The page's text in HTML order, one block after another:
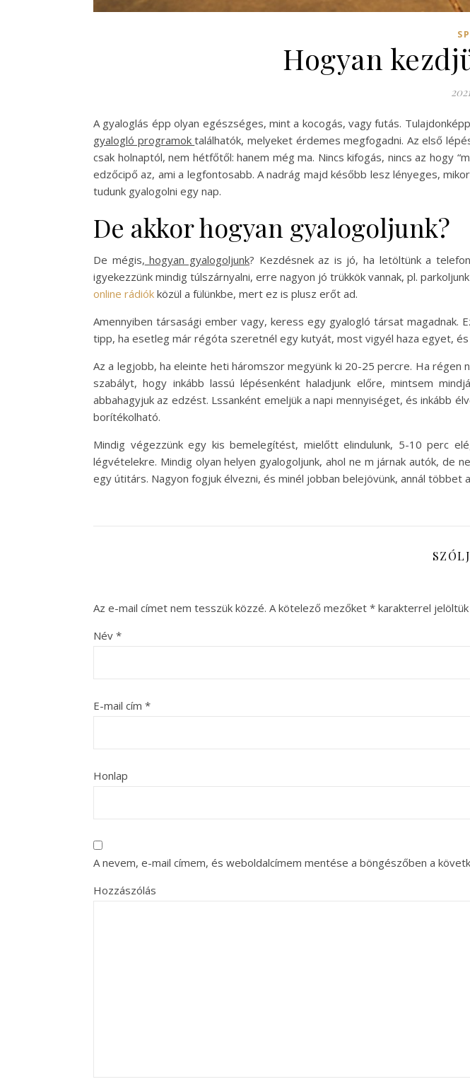
Hogyan
A gyaloglás épp olyan egészséges, mint a kocogás, vagy futás.
gyalogló programoktalálhatók, melyeket érdemes megfogadni. Az első
csak holnaptól, nem hétfőtől: hanem még ma. Nincs kifogás, nincs az hogy
edzőcipő az, ami a legfontosabb. A nadrág majd később lesz lényeges,
tudunk gyalogolni egy nap.
De akkor hogyan gyalogoljunk?
De mégis, hogyan gyalogoljunk? Kezdésnek az is jó, ha letöltünk a
igyekezzünk mindig túlszárnyalni, erre nagyon jó trükkök vannak, pl.
online rádiók közül a fülünkbe, mert ez is plusz erőt ad.
Amennyiben társasági ember vagy, keress egy gyalogló társat magadnak.
tipp, ha esetleg már régóta szeretnél egy kutyát, most vigyél haza egyet,
Az a legjobb, ha eleinte heti háromszor megyünk ki 20-25 percre. Ha
szabályt, hogy inkább lassú lépésenként haladjunk előre, mintsem
abbahagyjuk az edzést. Lssanként emeljük a napi mennyiséget, és inkább
borítékolható.
Mindig végezzünk egy kis bemelegítést, mielőtt elindulunk, 5-10 perc
légvételekre. Mindig olyan helyen gyalogoljunk, ahol ne m járnak autók, de
egy útitárs. Nagyon fogjuk élvezni, és minél jobban belejövünk, annál
Az e-mail címet nem tesszük közzé. A kötelező mezőket * karakterrel jelöltük
Név *
E-mail cím *
Honlap
A nevem, e-mail címem, és weboldalcímem mentése a böngészőben a
Hozzászólás